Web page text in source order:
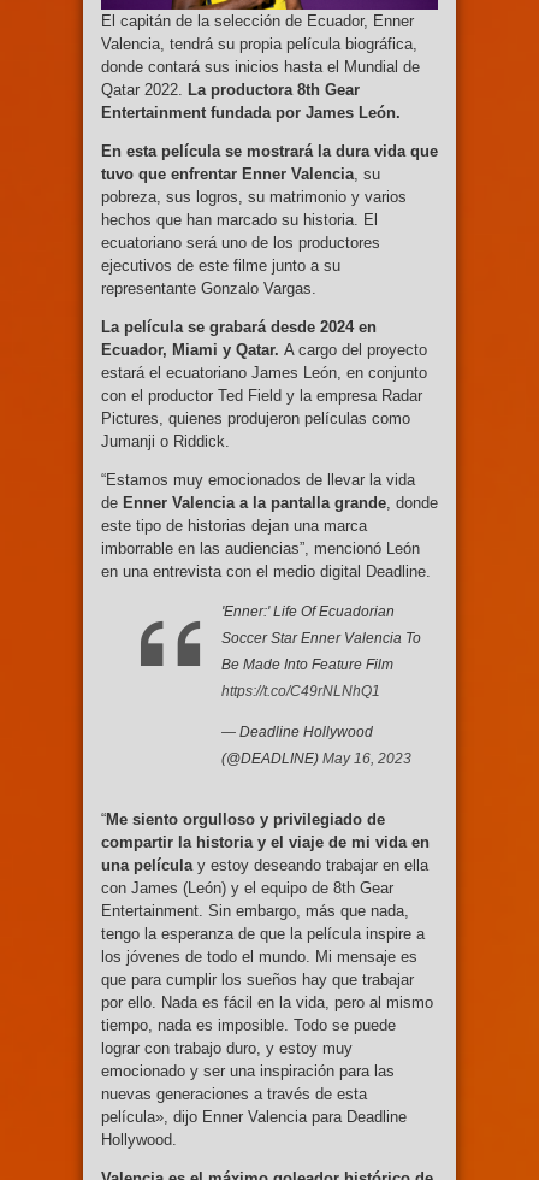
El capitán de la selección de Ecuador, Enner
Valencia, tendrá su propia película biográfica,
donde contará sus inicios hasta el Mundial de
Qatar 2022.
La productora 8th Gear
Entertainment fundada por James León.
En esta película se mostrará la dura vida que
tuvo que enfrentar Enner Valencia , su
pobreza, sus logros, su matrimonio y varios
hechos que han marcado su historia. El
ecuatoriano será uno de los productores
ejecutivos de este filme junto a su
representante Gonzalo Vargas.
La película se grabará desde 2024 en
Ecuador, Miami y Qatar. A cargo del proyecto
estará el ecuatoriano James León, en conjunto
con el productor Ted Field y la empresa Radar
Pictures, quienes produjeron películas como
Jumanji o Riddick.
“Estamos muy emocionados de llevar la vida
de Enner Valencia a la pantalla grande , donde
este tipo de historias dejan una marca
imborrable en las audiencias”, mencionó León
en una entrevista con el medio digital Deadline.
'Enner:' Life Of Ecuadorian
Soccer Star Enner Valencia To
Be Made Into Feature Film
https://t.co/C49rNLNhQ1
— Deadline Hollywood
(@DEADLINE) May 16, 2023
“Me siento orgulloso y privilegiado de
compartir la historia y el viaje de mi vida en
una película y estoy deseando trabajar en ella
con James (León) y el equipo de 8th Gear
Entertainment. Sin embargo, más que nada,
tengo la esperanza de que la película inspire a
los jóvenes de todo el mundo. Mi mensaje es
que para cumplir los sueños hay que trabajar
por ello. Nada es fácil en la vida, pero al mismo
tiempo, nada es imposible. Todo se puede
lograr con trabajo duro, y estoy muy
emocionado y ser una inspiración para las
nuevas generaciones a través de esta
película», dijo Enner Valencia para Deadline
Hollywood.